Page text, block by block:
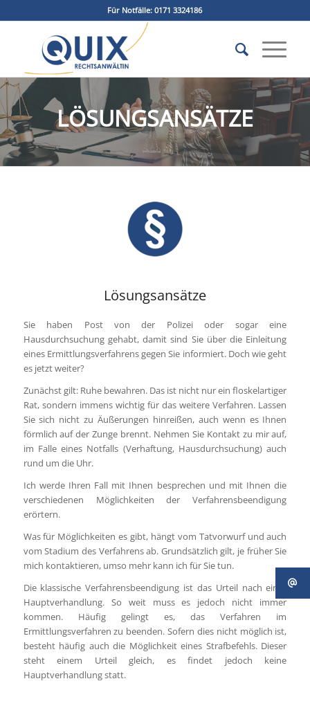
Für Notfälle:0171 3324186
LÖSUNGSANSÄTZE
Lösungsansätze
Sie haben Post von der Polizei oder sogar eine
Hausdurchsuchung gehabt, damit sind Sie über die Einleitung
eines Ermittlungsverfahrens gegen Sie informiert. Doch wie geht
es jetzt weiter?
Zunächst gilt: Ruhe bewahren. Das ist nicht nur ein floskelartiger
Rat, sondern immens wichtig für das weitere Verfahren. Lassen
Sie sich nicht zu Äußerungen hinreißen, auch wenn es Ihnen
förmlich auf der Zunge brennt. Nehmen Sie Kontakt zu mir auf,
im Falle eines Notfalls (Verhaftung, Hausdurchsuchung) auch
rund um die Uhr.
Ich werde Ihren Fall mit Ihnen besprechen und mit Ihnen die
verschiedenen Möglichkeiten der Verfahrensbeendigung
erörtern.
Was für Möglichkeiten es gibt, hängt vom Tatvorwurf und auch
vom Stadium des Verfahrens ab. Grundsätzlich gilt, je früher Sie
mich kontaktieren, umso mehr kann ich für Sie tun.
Die klassische Verfahrensbeendigung ist das Urteil nach einer
Hauptverhandlung. So weit muss es jedoch nicht immer
kommen. Häufig gelingt es, das Verfahren im
Ermittlungsverfahren zu beenden. Sofern dies nicht möglich ist,
besteht häufig auch die Möglichkeit eines Strafbefehls. Dieser
steht einem Urteil gleich, es findet jedoch keine
Hauptverhandlung statt.